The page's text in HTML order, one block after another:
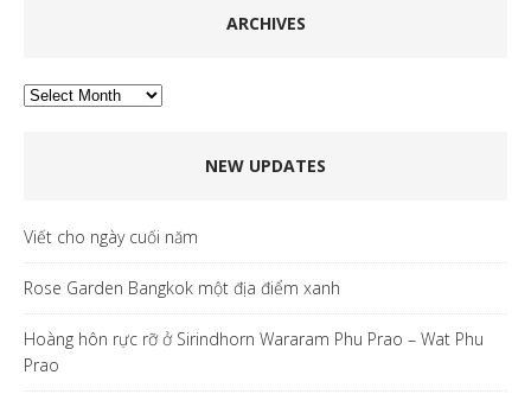
ARCHIVES
Archives
NEW UPDATES
Viết cho ngày cuối năm
Rose Garden Bangkok một địa điểm xanh
Hoàng hôn rực rỡ ở Sirindhorn Wararam Phu Prao – Wat Phu
Prao